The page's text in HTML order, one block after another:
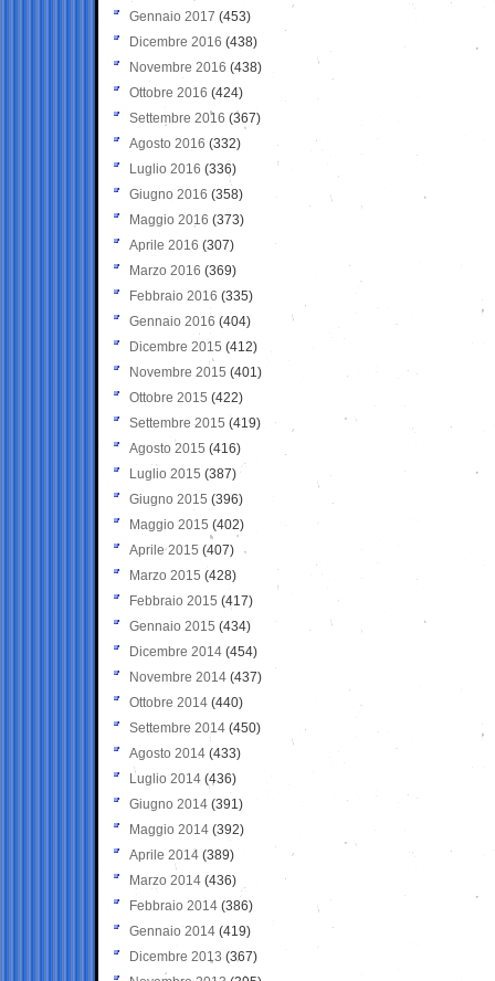
Gennaio 2017 (453)
Dicembre 2016 (438)
Novembre 2016 (438)
Ottobre 2016 (424)
Settembre 2016 (367)
Agosto 2016 (332)
Luglio 2016 (336)
Giugno 2016 (358)
Maggio 2016 (373)
Aprile 2016 (307)
Marzo 2016 (369)
Febbraio 2016 (335)
Gennaio 2016 (404)
Dicembre 2015 (412)
Novembre 2015 (401)
Ottobre 2015 (422)
Settembre 2015 (419)
Agosto 2015 (416)
Luglio 2015 (387)
Giugno 2015 (396)
Maggio 2015 (402)
Aprile 2015 (407)
Marzo 2015 (428)
Febbraio 2015 (417)
Gennaio 2015 (434)
Dicembre 2014 (454)
Novembre 2014 (437)
Ottobre 2014 (440)
Settembre 2014 (450)
Agosto 2014 (433)
Luglio 2014 (436)
Giugno 2014 (391)
Maggio 2014 (392)
Aprile 2014 (389)
Marzo 2014 (436)
Febbraio 2014 (386)
Gennaio 2014 (419)
Dicembre 2013 (367)